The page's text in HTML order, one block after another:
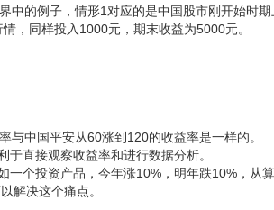
的例子，情形1对应的是中国股市刚开始时
，同样投入1000元，期末收益为5000元。
中国平安从60涨到120的收益率是一样的。
直接观察收益率和进行数据分析。
个投资产品，今年涨10%，明年跌10%，从
解决这个痛点。